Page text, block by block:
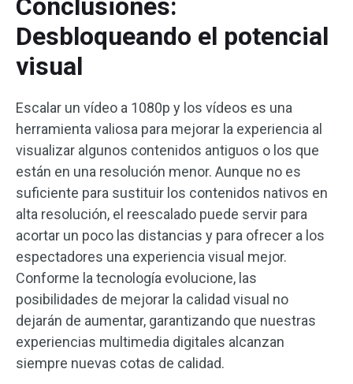
Conclusiones:
Desbloqueando el potencial
visual
Escalar un vídeo a 1080p y los vídeos es una
herramienta valiosa para mejorar la experiencia al
visualizar algunos contenidos antiguos o los que
están en una resolución menor. Aunque no es
suficiente para sustituir los contenidos nativos en
alta resolución, el reescalado puede servir para
acortar un poco las distancias y para ofrecer a los
espectadores una experiencia visual mejor.
Conforme la tecnología evolucione, las
posibilidades de mejorar la calidad visual no
dejarán de aumentar, garantizando que nuestras
experiencias multimedia digitales alcanzan
siempre nuevas cotas de calidad.